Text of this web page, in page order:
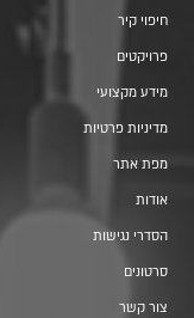
חיפוי קיר
פרויקטים
מידע מקצועי
מדיניות פרטיות
מפת אתר
אודות
הסדרי נגישות
סרטונים
צור קשר